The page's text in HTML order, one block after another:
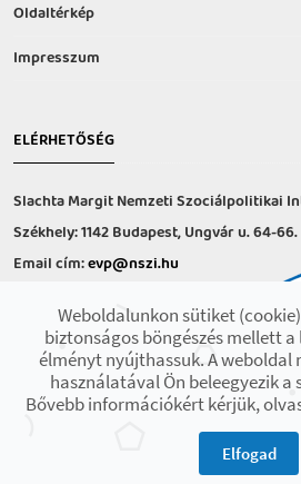
Oldaltérkép
Impresszum
ELÉRHETŐSÉG
Slachta Margit Nemzeti Szociálpolitikai
Székhely: 1142 Budapest, Ungvár u. 64-66.
Email cím:evp@nszi.hu
hétfő-csütörtök: 8:00-16:00
péntek: 8:00-14.00
2021 © Minden jog fenntartva! Készült az
keretében.
Weboldalunkon sütiket
biztonságos böngészés mellett
élményt nyújthassuk. A
használatával Ön beleegyezik
Bővebb információkért kérjük,
Elfogad